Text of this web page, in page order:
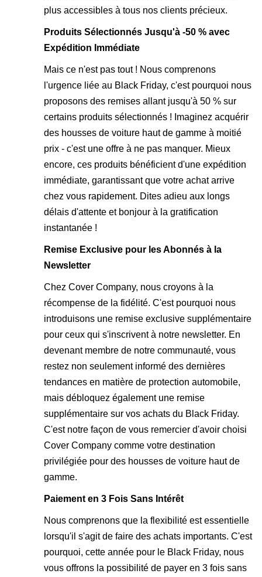
plus accessibles à tous nos clients précieux.
Produits Sélectionnés Jusqu'à -50 % avec
Expédition Immédiate
Mais ce n'est pas tout ! Nous comprenons
l'urgence liée au Black Friday, c'est pourquoi nous
proposons des remises allant jusqu'à 50 % sur
certains produits sélectionnés ! Imaginez acquérir
des housses de voiture haut de gamme à moitié
prix - c'est une offre à ne pas manquer. Mieux
encore, ces produits bénéficient d'une expédition
immédiate, garantissant que votre achat arrive
chez vous rapidement. Dites adieu aux longs
délais d'attente et bonjour à la gratification
instantanée !
Remise Exclusive pour les Abonnés à la
Newsletter
Chez Cover Company, nous croyons à la
récompense de la fidélité. C'est pourquoi nous
introduisons une remise exclusive supplémentaire
pour ceux qui s'inscrivent à notre newsletter. En
devenant membre de notre communauté, vous
restez non seulement informé des dernières
tendances en matière de protection automobile,
mais débloquez également une remise
supplémentaire sur vos achats du Black Friday.
C'est notre façon de vous remercier d'avoir choisi
Cover Company comme votre destination
privilégiée pour des housses de voiture haut de
gamme.
Paiement en 3 Fois Sans Intérêt
Nous comprenons que la flexibilité est essentielle
lorsqu'il s'agit de faire des achats importants. C'est
pourquoi, cette année pour le Black Friday, nous
vous offrons la possibilité de payer en 3 fois sans